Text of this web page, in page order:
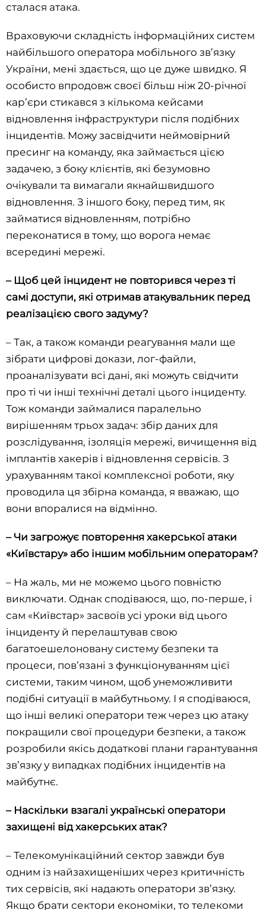
сталася атака.
Враховуючи складність інформаційних систем
найбільшого оператора мобільного зв’язку
України, мені здається, що це дуже швидко. Я
особисто впродовж своєї більш ніж 20-річної
кар’єри стикався з кількома кейсами
відновлення інфраструктури після подібних
інцидентів. Можу засвідчити неймовірний
пресинг на команду, яка займається цією
задачею, з боку клієнтів, які безумовно
очікували та вимагали якнайшвидшого
відновлення. З іншого боку, перед тим, як
займатися відновленням, потрібно
переконатися в тому, що ворога немає
всередині мережі.
– Щоб цей інцидент не повторився через ті
самі доступи, які отримав атакувальник перед
реалізацією свого задуму?
– Так, а також команди реагування мали ще
зібрати цифрові докази, лог-файли,
проаналізувати всі дані, які можуть свідчити
про ті чи інші технічні деталі цього інциденту.
Тож команди займалися паралельно
вирішенням трьох задач: збір даних для
розслідування, ізоляція мережі, вичищення від
імплантів хакерів і відновлення сервісів. З
урахуванням такої комплексної роботи, яку
проводила ця збірна команда, я вважаю, що
вони впоралися на відмінно.
– Чи загрожує повторення хакерської атаки
«Київстару» або іншим мобільним операторам?
– На жаль, ми не можемо цього повністю
виключати. Однак сподіваюся, що, по-перше, і
сам «Київстар» засвоїв усі уроки від цього
інциденту й перелаштував свою
багатоешелоновану систему безпеки та
процеси, пов’язані з функціонуванням цієї
системи, таким чином, щоб унеможливити
подібні ситуації в майбутньому. І я сподіваюся,
що інші великі оператори теж через цю атаку
покращили свої процедури безпеки, а також
розробили якісь додаткові плани гарантування
зв’язку у випадках подібних інцидентів на
майбутнє.
– Наскільки взагалі українські оператори
захищені від хакерських атак?
– Телекомунікаційний сектор завжди був
одним із найзахищеніших через критичність
тих сервісів, які надають оператори зв’язку.
Якщо брати сектори економіки, то телекоми